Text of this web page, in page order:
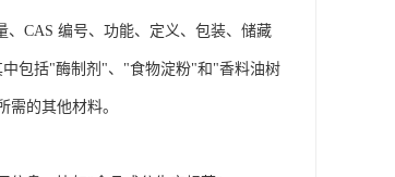
CAS 编号、功能、定义、包装、储藏
包括"酶制剂"、"食物淀粉"和"香料油树
的其他材料。